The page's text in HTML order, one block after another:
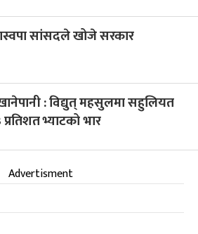
सांसदले खोजे सरकार
: विद्युत् महसुलमा सहुलियत
भ्याटको भार
Advertisment